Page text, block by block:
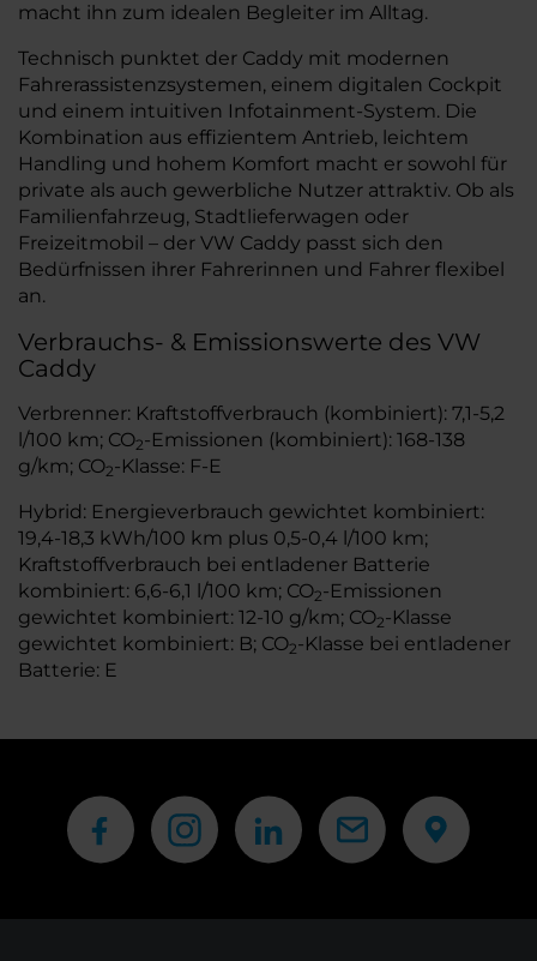
macht ihn zum idealen Begleiter im Alltag.
Technisch punktet der Caddy mit modernen
Fahrerassistenzsystemen, einem digitalen Cockpit
und einem intuitiven Infotainment-System. Die
Kombination aus effizientem Antrieb, leichtem
Handling und hohem Komfort macht er sowohl für
private als auch gewerbliche Nutzer attraktiv. Ob als
Familienfahrzeug, Stadtlieferwagen oder
Freizeitmobil – der VW Caddy passt sich den
Bedürfnissen ihrer Fahrerinnen und Fahrer flexibel
an.
Verbrauchs- & Emissionswerte des VW
Caddy
Verbrenner: Kraftstoffverbrauch (kombiniert): 7,1-5,2
l/100 km; CO2-Emissionen (kombiniert): 168-138
g/km; CO2-Klasse: F-E
Hybrid: Energieverbrauch gewichtet kombiniert:
19,4-18,3 kWh/100 km plus 0,5-0,4 l/100 km;
Kraftstoffverbrauch bei entladener Batterie
kombiniert: 6,6-6,1 l/100 km; CO2-Emissionen
gewichtet kombiniert: 12-10 g/km; CO2-Klasse
gewichtet kombiniert: B; CO2-Klasse bei entladener
Batterie: E